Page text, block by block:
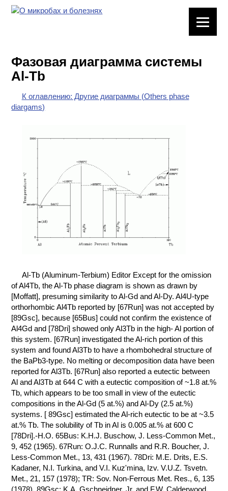
ХИМИЧЕСКАЯ
ПОСУДА
ВРЕДНЫЕ
ФАКТОРЫ
МЕТОДЫ
ПРАКТИЧЕСКОЙ
ХИМИИ
ХИМИЯ НА
ПРОИЗВОДСТВЕ
И ХИМИЧЕСКАЯ
КОНТАКТЫ
Фазовая диаграмма системы
Al-Tb
К оглавлению: Другие диаграммы (Others phase
diargams)
Al-Tb (Aluminum-Terbium) Editor Except for the omission
of Al4Tb, the Al-Tb phase diagram is shown as drawn by
[Moffatt], presuming similarity to Al-Gd and Al-Dy. Al4U-type
orthorhombic Al4Tb reported by [67Run] was not accepted by
[89Gsc], because [65Bus] could not confirm the existence of
Al4Gd and [78Dri] showed only Al3Tb in the high- Al portion of
this system. [67Run] investigated the Al-rich portion of this
system and found Al3Tb to have a rhombohedral structure of
the BaPb3-type. No melting or decomposition data have been
reported for Al3Tb. [67Run] also reported a eutectic between
Al and Al3Tb at 644 C with a eutectic composition of ~1.8 at.%
Tb, which appears to be too small in view of the eutectic
compositions in the Al-Gd (5 at.%) and Al-Dy (2.5 at.%)
systems. [ 89Gsc] estimated the Al-rich eutectic to be at ~3.5
at.% Tb. The solubility of Tb in Al is 0.005 at.% at 600 C
[78Dri].-H.O. 65Bus: K.H.J. Buschow, J. Less-Common Met.,
9, 452 (1965). 67Run: O.J.C. Runnalls and R.R. Boucher, J.
Less-Common Met., 13, 431 (1967). 78Dri: M.E. Drits, E.S.
Kadaner, N.I. Turkina, and V.I. Kuz'mina, Izv. V.U.Z. Tsvetn.
Met., 21, 157 (1978); TR: Sov. Non-Ferrous Met. Res., 6, 135